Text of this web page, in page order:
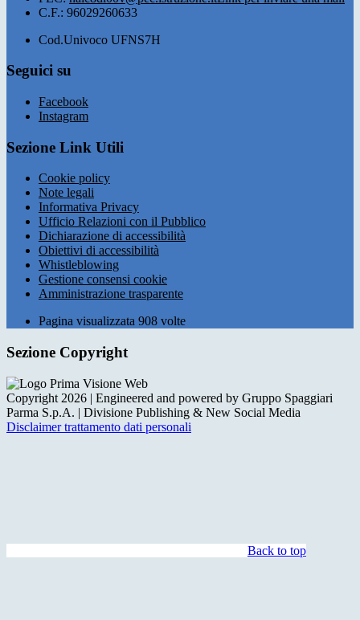
C.F.: 96029260633
Cod.Univoco UFNS7H
Seguici su
Facebook
Instagram
Sezione Link Utili
Cookie policy
Note legali
Informativa Privacy
Ufficio Relazioni con il Pubblico
Dichiarazione di accessibilità
Obiettivi di accessibilità
Whistleblowing
Gestione consensi cookie
Amministrazione trasparente
Pagina visualizzata 908 volte
Sezione Copyright
Copyright 2026 | Engineered and powered by Gruppo Spaggiari
Parma S.p.A. | Divisione Publishing & New Social Media
Disclaimer trattamento dati personali
Back to top